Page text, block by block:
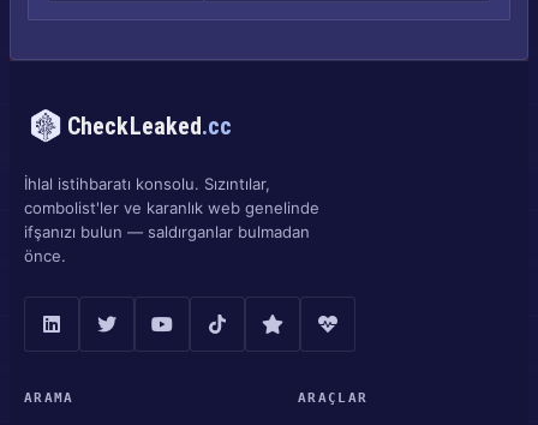
CheckLeaked.cc
İhlal istihbaratı konsolu. Sızıntılar,
combolist'ler ve karanlık web genelinde
ifşanızı bulun — saldırganlar bulmadan
önce.
ARAMA ARAÇLAR